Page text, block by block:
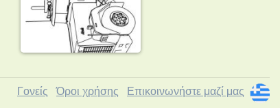
Γονείς Όροι χρήσης Επικοινωνήστε μαζί μας